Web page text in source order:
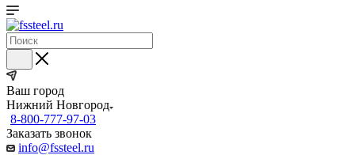
Ваш город
Нижний Новгород
8-800-777-97-03
Заказать звонок
info@fssteel.ru